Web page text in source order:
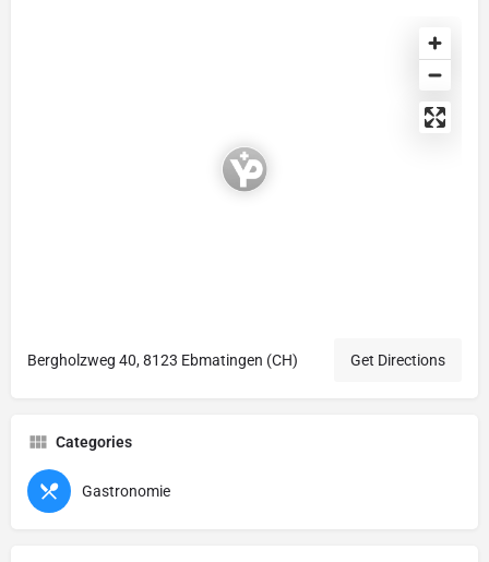
Bergholzweg 40, 8123 Ebmatingen (CH) Get Directions
Categories
Gastronomie